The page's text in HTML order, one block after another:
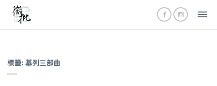
標籤: 基列三部曲